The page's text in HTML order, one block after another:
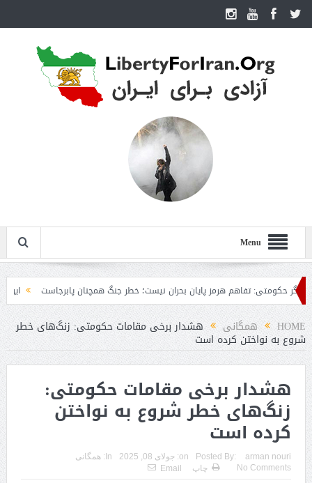
Menu
تفاهم هرمز پایان بحران نیست؛ خطر جنگ همچنان پابرجاست ایران؛
HOME همگانی هشدار برخی مقامات حکومتی: زنگ‌های خطر
شروع به نواختن کرده است
هشدار برخی مقامات حکومتی:
زنگ‌های خطر شروع به نواختن
کرده است
Posted By: arman nouri
on: جولای 08, 2025 In: همگانی
No Comments
چاپ Email